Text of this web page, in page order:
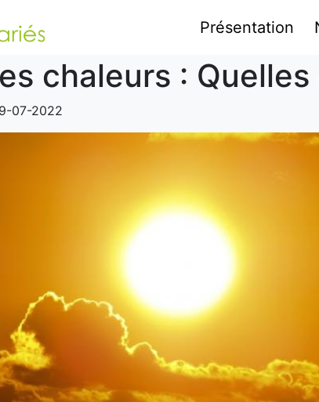
Présentation
chaleurs :
07-2022